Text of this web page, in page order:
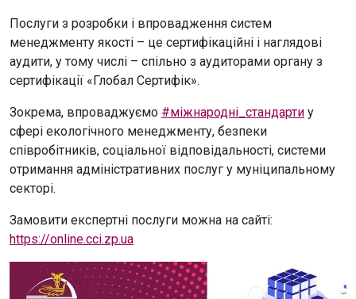
Послуги з розробки і впровадження систем
менеджменту якості – це сертифікаційні і наглядові
аудити, у тому числі – спільно з аудиторами органу з
сертифікації «Глобал Сертифік».
Зокрема, впроваджуємо #міжнародні_стандарти у
сфері екологічного менеджменту, безпеки
співробітників, соціальної відповідальності, системи
отримання адміністративних послуг у муніципальному
секторі.
Замовити експертні послуги можна на сайті:
https://online.cci.zp.ua